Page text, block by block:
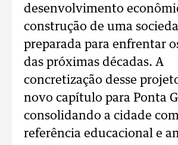
desenvolvimento
construção de uma
preparada para enfrentar
das próximas décadas. A
concretização desse
novo capítulo para Ponta
consolidando a cidade
referência educacional e